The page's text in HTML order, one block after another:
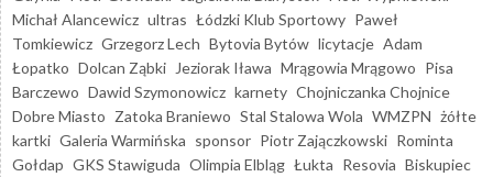
Michał Alancewicz ultras Łódzki Klub Sportowy Paweł
Tomkiewicz Grzegorz Lech Bytovia Bytów licytacje Adam
Łopatko Dolcan Ząbki Jeziorak Iława Mrągowia Mrągowo Pisa
Barczewo Dawid Szymonowicz karnety Chojniczanka Chojnice
Dobre Miasto Zatoka Braniewo Stal Stalowa Wola WMZPN żółte
kartki Galeria Warmińska sponsor Piotr Zajączkowski Rominta
Gołdap GKS Stawiguda Olimpia Elbląg Łukta Resovia Biskupiec